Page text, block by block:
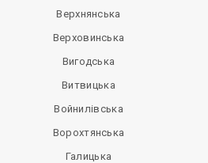
Верхнянська
Верховинська
Вигодська
Витвицька
Войнилівська
Ворохтянська
Галицька